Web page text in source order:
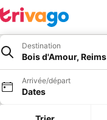
Destination
Bois d'Amour, Reims
Arrivée/départ
Dates